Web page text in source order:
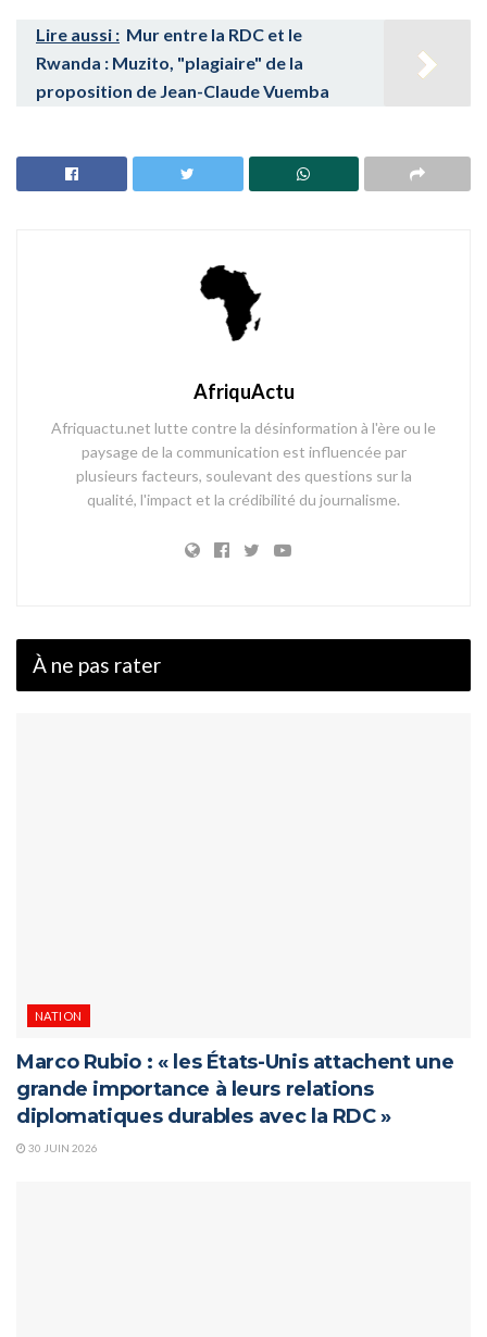
Lire aussi : Mur entre la RDC et le
Rwanda : Muzito, "plagiaire" de la
proposition de Jean-Claude Vuemba
AfriquActu
Afriquactu.net lutte contre la désinformation à l'ère ou le
paysage de la communication est influencée par
plusieurs facteurs, soulevant des questions sur la
qualité, l'impact et la crédibilité du journalisme.
À ne pas rater
NATION
Marco Rubio : « les États-Unis attachent une
grande importance à leurs relations
diplomatiques durables avec la RDC »
30 JUIN 2026